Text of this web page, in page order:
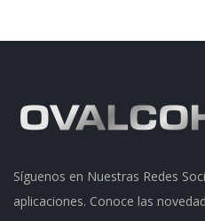
Síguenos en Nuestras Redes
aplicaciones. Conoce las